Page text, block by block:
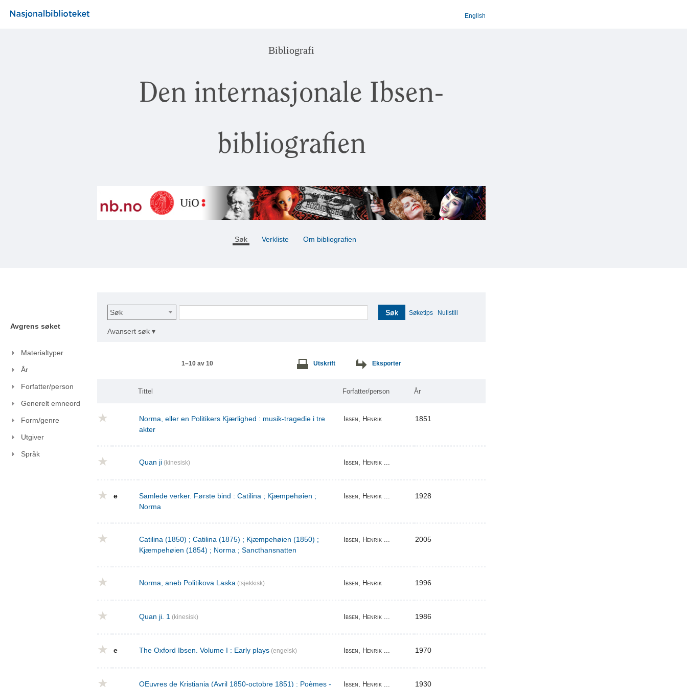
English
Bibliografi
Den internasjonale Ibsen-
bibliografien
Søk Verkliste Om bibliografien
Avgrens søket
Materialtyper
År
Forfatter/person
Generelt emneord
Form/genre
Utgiver
Språk
Søk Søk Søketips Nullstill
Avansert søk ▾
1–10 av 10 Utskrift Eksporter
Tittel Forfatter/person År
Norma, eller en Politikers Kjærlighed : musik-tragedie i tre
akter
Ibsen, Henrik 1851
Quan ji (kinesisk) Ibsen, Henrik ...
e
Samlede verker. Første bind : Catilina ; Kjæmpehøien ;
Norma
Ibsen, Henrik ... 1928
Catilina (1850) ; Catilina (1875) ; Kjæmpehøien (1850) ;
Kjæmpehøien (1854) ; Norma ; Sancthansnatten
Ibsen, Henrik ... 2005
Norma, aneb Politikova Laska (tsjekkisk) Ibsen, Henrik 1996
Quan ji. 1 (kinesisk) Ibsen, Henrik ... 1986
e The Oxford Ibsen. Volume I : Early plays (engelsk) Ibsen, Henrik ... 1970
OEuvres de Kristiania (Avril 1850-octobre 1851) : Poèmes - Ibsen, Henrik ... 1930